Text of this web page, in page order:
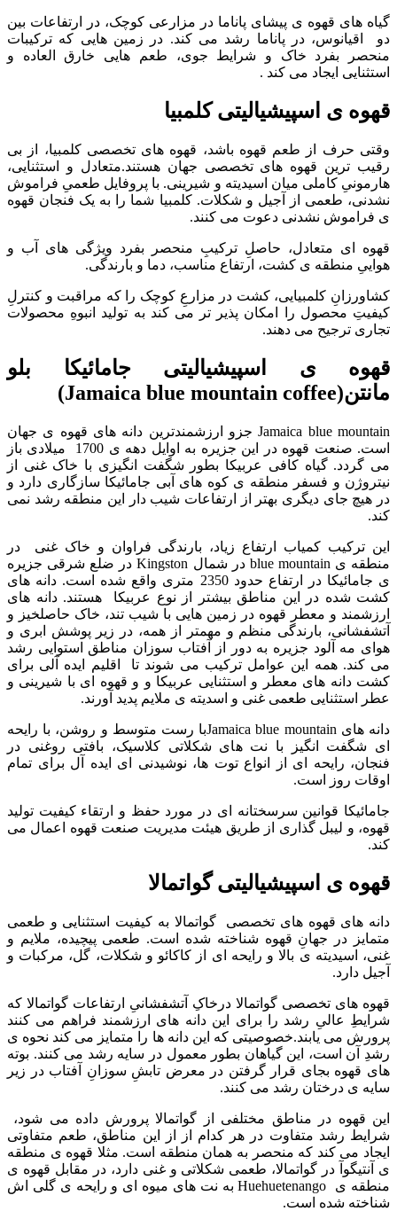
گیاه های قهوه ی پیشای پاناما در مزارعی کوچک، در ارتفاعات بین
دو اقیانوس، در پاناما رشد می کند. در زمین هایی که ترکیبات
منحصر بفرد خاک و شرایط جوی، طعم هایی خارق العاده و
استثنایی ایجاد می کند .
قهوه ی اسپیشیالیتی کلمبیا
وقتی حرف از طعم قهوه باشد، قهوه های تخصصی کلمبیا، از بی
رقیب ترین قهوه های تخصصی جهان هستند.متعادل و استثنایی،
هارمونیِ کاملی میان اسیدیته و شیرینی. با پروفایل طعمیِ فراموش
نشدنی، طعمی از آجیل و شکلات. کلمبیا شما را به یک فنجان قهوه
ی فراموش نشدنی دعوت می کنند.
قهوه ای متعادل، حاصلِ ترکیبِ منحصر بفرد ویژگی های آب و
هواییِ منطقه ی کشت، ارتفاع مناسب، دما و بارندگی.
کشاورزانِ کلمبیایی، کشت در مزارعِ کوچک را که مراقبت و کنترلِ
کیفیتِ محصول را امکان پذیر تر می کند به تولید انبوهِ محصولات
تجاری ترجیح می دهند.
قهوه ی اسپیشیالیتی جامائیکا بلو
مانتن(Jamaica blue mountain coffee
)
Jamaica blue mountain جزو ارزشمندترین دانه های قهوه ی جهان
است. صنعت قهوه در این جزیره به اوایل دهه ی 1700 میلادی باز
می گردد. گیاه کافی عربیکا بطور شگفت انگیزی با خاک غنی از
نیتروژن و فسفر منطقه ی کوه های آبی جامائیکا سازگاری دارد و
در هیچ جای دیگری بهتر از ارتفاعات شیب دار این منطقه رشد نمی
کند.
این ترکیب کمیاب ارتفاع زیاد، بارندگی فراوان و خاک غنی در
منطقه ی blue mountain در شمال Kingston
در ضلع شرقی جزیره
ی جامائیکا در ارتفاع حدود 2350 متری واقع شده است. دانه های
کشت شده در این مناطق بیشتر از نوع عربیکا هستند. دانه های
ارزشمند و معطر قهوه در زمین هایی با شیب تند، خاک حاصلخیز و
آتشفشانی، بارندگی منظم و مهمتر از همه، در زیر پوشش ابری و
هوای مه آلود جزیره به دور از آفتاب سوزان مناطق استوایی رشد
می کند. همه این عوامل ترکیب می شوند تا اقلیم ایده آلی برای
کشت دانه های معطر و استثنایی عربیکا و و قهوه ای با شیرینی و
عطر استثنایی طعمی غنی و اسدیته ی ملایم پدید آورند.
دانه های Jamaica blue mountainبا رست متوسط و روشن، با رایحه
ای شگفت انگیز با نت های شکلاتی کلاسیک، بافتی روغنی در
فنجان، رایحه ای از انواع توت ها، نوشیدنی ای ایده آل برای تمام
اوقات روز است.
جامائیکا قوانین سرسختانه ای در مورد حفظ و ارتقاء کیفیت تولید
قهوه، و لیبل گذاری از طریق هیئت مدیریت صنعت قهوه اعمال می
کند.
قهوه ی اسپیشیالیتی گواتمالا
دانه های قهوه های تخصصی گواتمالا به کیفیت استثنایی و طعمی
متمایز در جهانِ قهوه شناخته شده است. طعمی پیچیده، ملایم و
غنی، اسیدیته ی بالا و رایحه ای از کاکائو و شکلات، گل، مرکبات و
آجیل دارد.
قهوه های تخصصی گواتمالا درخاکِ آتشفشانیِ ارتفاعات گواتمالا که
شرایطِ عالیِ رشد را برای این دانه های ارزشمند فراهم می کنند
پرورش می یابند.خصوصیتی که این دانه ها را متمایز می کند نحوه ی
رشدِ آن است، این گیاهان بطور معمول در سایه رشد می کنند. بوته
های قهوه بجای قرار گرفتن در معرض تابشِ سوزانِ آفتاب در زیر
سایه ی درختان رشد می کنند.
این قهوه در مناطق مختلفی از گواتمالا پرورش داده می شود،
شرایط رشد متفاوت در هر کدام از از این مناطق، طعم متفاوتی
ایجاد می کند که منحصر به همان منطقه است. مثلا قهوه ی منطقه
ی آنتیگوآ در گواتمالا، طعمی شکلاتی و غنی دارد، در مقابل قهوه ی
منطقه ی Huehuetenango به نت های میوه ای و رایحه ی گلی اش
شناخته شده است.